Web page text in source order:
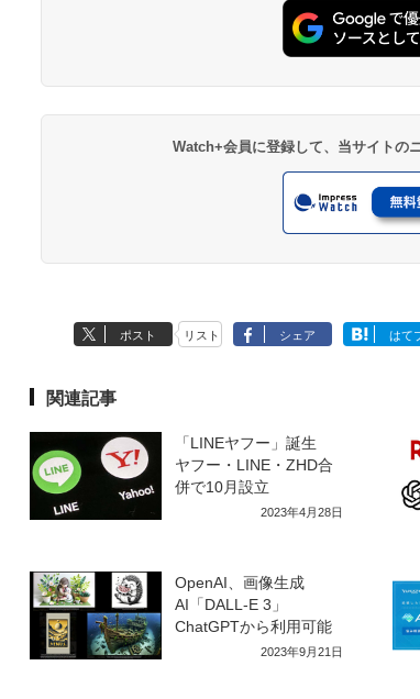
Watch+会員に登録して、当サイトの
ポスト リスト シェア はて
関連記事
「LINEヤフー」誕生
ヤフー・LINE・ZHD合
併で10月設立
2023年4月28日
OpenAI、画像生成
AI「DALL-E 3」
ChatGPTから利用可能
2023年9月21日